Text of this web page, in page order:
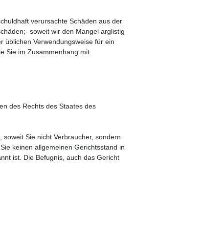
verursachte Schäden aus der
soweit wir den Mangel arglistig
üblichen Verwendungsweise für ein
Sie im Zusammenhang mit
des Rechts des Staates des
Sie nicht Verbraucher, sondern
keinen allgemeinen Gerichtsstand in
ist. Die Befugnis, auch das Gericht